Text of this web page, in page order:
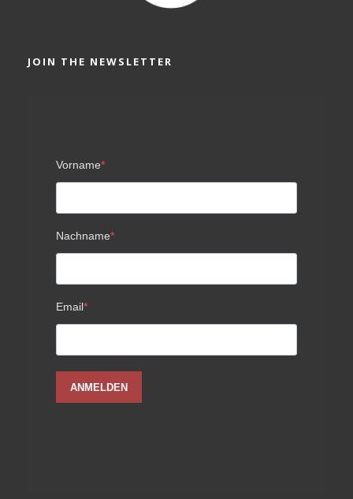
JOIN THE NEWSLETTER